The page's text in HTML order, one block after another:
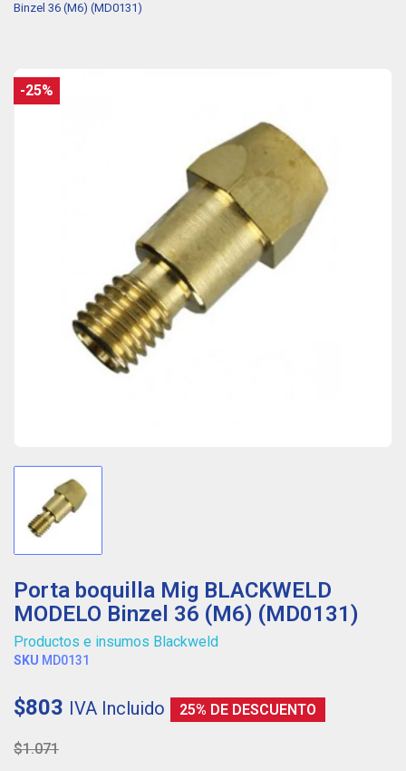
Binzel 36 (M6) (MD0131)
-25%
Porta boquilla Mig BLACKWELD
MODELO Binzel 36 (M6) (MD0131)
Productos e insumos Blackweld
SKU MD0131
$803 IVA Incluido 25% DE DESCUENTO
$1.071